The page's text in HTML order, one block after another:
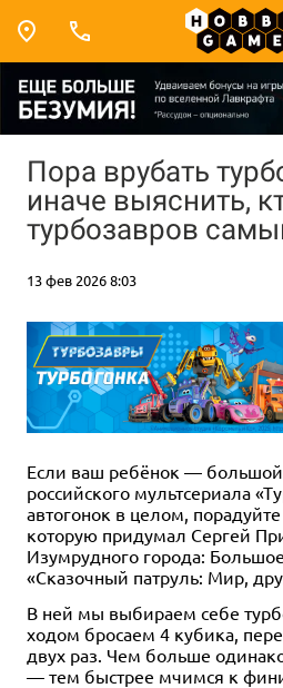
Пора врубать
иначе выяснить,
турбозавров
13 фев 2026 8:03
Если ваш ребёнок —
российского мультсериала
автогонок в целом, порадуйте
которую придумал Сергей
Изумрудного города:
«Сказочный патруль: Мир,
В ней мы выбираем себе
ходом бросаем 4 кубика,
двух раз. Чем больше
— тем быстрее мчимся к